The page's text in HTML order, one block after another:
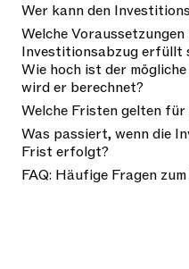
Wer kann den
Welche
Investitionsabzug erfüllt
Wie hoch ist der
wird er berechnet?
Welche Fristen gelten
Was passiert, wenn die
Frist erfolgt?
FAQ: Häufige Fragen